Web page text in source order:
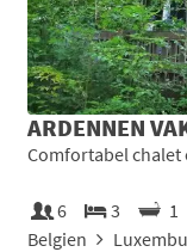
ARDENNEN
Comfortabel chalet
6 3
1
Belgien